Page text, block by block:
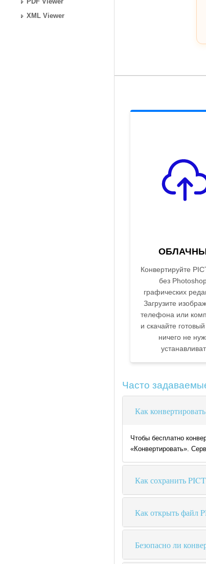
XML Viewer
Конвертируйте
без
графических
Загрузите
телефона или
и скачайте
ничего не
Часто
Как
Чтобы бесплатно
«Конвертировать».
Как сохранить
Как открыть файл
Безопасно ли